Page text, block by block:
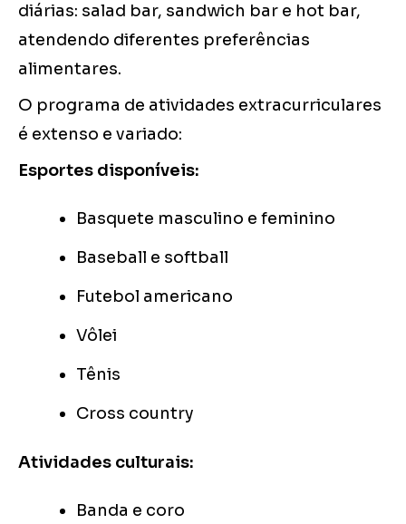
diárias: salad bar, sandwich bar e hot bar,
atendendo diferentes preferências
alimentares.
O programa de atividades extracurriculares
é extenso e variado:
Esportes disponíveis:
Basquete masculino e feminino
Baseball e softball
Futebol americano
Vôlei
Tênis
Cross country
Atividades culturais:
Banda e coro